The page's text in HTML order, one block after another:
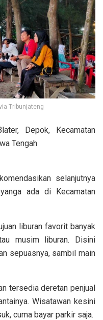
Tribunjateng
Depok, Kecamatan
Tengah
selanjutnya
ada di Kecamatan
liburan favorit banyak
musim liburan. Disini
sepuasnya, sambil main
tersedia deretan penjual
Wisatawan kesini
cuma bayar parkir saja.